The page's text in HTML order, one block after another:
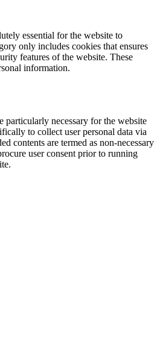
essential for the website to
only includes cookies that ensures
features of the website. These
information.
particularly necessary for the website
to collect user personal data via
contents are termed as non-necessary
user consent prior to running